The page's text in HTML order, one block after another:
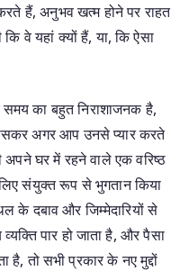
हैं, अनुभव खत्म होने पर राहत
वे यहां क्यों हैं, या, कि ऐसा
का बहुत निराशाजनक है,
अगर आप उनसे प्यार करते
घर में रहने वाले एक वरिष्ठ
संयुक्त रूप से भुगतान किया
के दबाव और जिम्मेदारियों से
पार हो जाता है, और पैसा
है, तो सभी प्रकार के नए मुद्दों